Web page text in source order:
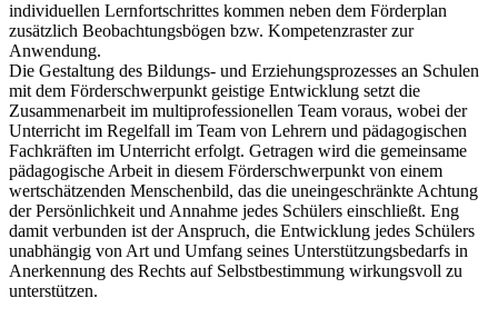
individuellen Lernfortschrittes kommen neben dem Förderplan
zusätzlich Beobachtungsbögen bzw. Kompetenzraster zur
Anwendung.
Die Gestaltung des Bildungs- und Erziehungsprozesses an Schulen
mit dem Förderschwerpunkt geistige Entwicklung setzt die
Zusammenarbeit im multiprofessionellen Team voraus, wobei der
Unterricht im Regelfall im Team von Lehrern und pädagogischen
Fachkräften im Unterricht erfolgt. Getragen wird die gemeinsame
pädagogische Arbeit in diesem Förderschwerpunkt von einem
wertschätzenden Menschenbild, das die uneingeschränkte Achtung
der Persönlichkeit und Annahme jedes Schülers einschließt. Eng
damit verbunden ist der Anspruch, die Entwicklung jedes Schülers
unabhängig von Art und Umfang seines Unterstützungsbedarfs in
Anerkennung des Rechts auf Selbstbestimmung wirkungsvoll zu
unterstützen.